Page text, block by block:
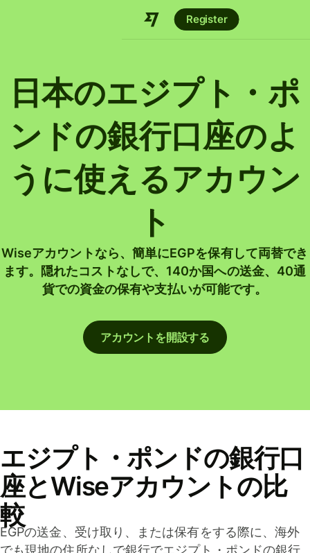
Register
日本のエジプト・ポ
ンドの銀行口座のよ
うに使えるアカウン
ト
Wiseアカウントなら、簡単にEGPを保有して両替でき
ます。隠れたコストなしで、140か国への送金、40通
貨での資金の保有や支払いが可能です。
アカウントを開設する
エジプト・ポンドの銀行口
座とWiseアカウントの比
較
EGPの送金、受け取り、または保有をする際に、海外
でも現地の住所なしで銀行でエジプト・ポンドの銀行